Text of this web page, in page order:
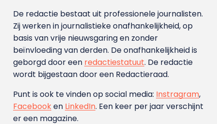
De redactie bestaat uit professionele journalisten.
Zij werken in journalistieke onafhankelijkheid, op
basis van vrije nieuwsgaring en zonder
beïnvloeding van derden. De onafhankelijkheid is
geborgd door een redactiestatuut. De redactie
wordt bijgestaan door een Redactieraad.
Punt is ook te vinden op social media: Instragram,
Facebooken LinkedIn. Een keer per jaar verschijnt
er een magazine.